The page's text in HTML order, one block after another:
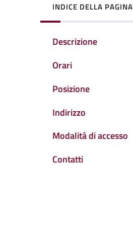
INDICE DELLA PAGINA
Descrizione
Orari
Posizione
Indirizzo
Modalità di accesso
Contatti